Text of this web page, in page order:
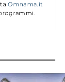
Omnama.it